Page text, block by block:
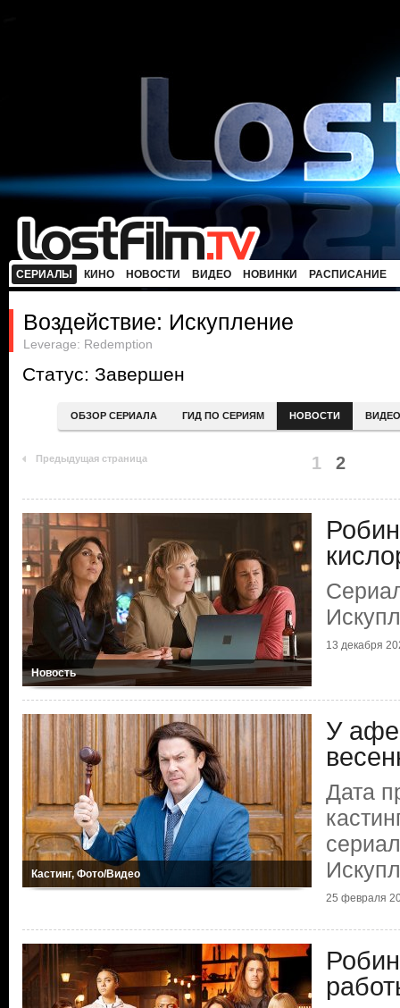
СЕРИАЛЫ КИНО НОВОСТИ ВИДЕО НОВИНКИ РАСПИСАНИЕ
Воздействие: Искупление
Leverage: Redemption
Статус: Завершен
ОБЗОР СЕРИАЛА ГИД ПО СЕРИЯМ НОВОСТИ ВИДЕО
Предыдущая страница 1 2
Новость
13 декабря
Кастинг, Фото/Видео
У
Дата
25 февраля